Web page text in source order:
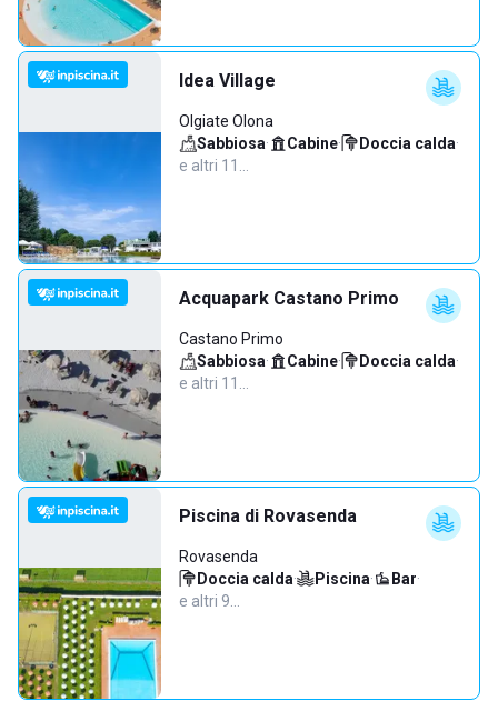
Idea Village
Olgiate Olona
Sabbiosa· Cabine· Doccia calda·
e altri 11…
Acquapark Castano Primo
Castano Primo
Sabbiosa· Cabine· Doccia calda·
e altri 11…
Piscina di Rovasenda
Rovasenda
Doccia calda· Piscina· Bar·
e altri 9…